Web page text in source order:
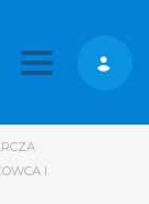
Toggle
I